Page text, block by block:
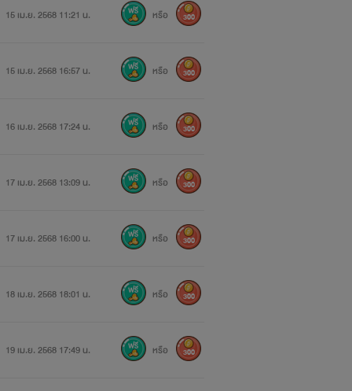
15 เม.ย. 2568 11:21 น. หรือ 300
15 เม.ย. 2568 16:57 น. หรือ 300
16 เม.ย. 2568 17:24 น. หรือ 300
17 เม.ย. 2568 13:09 น. หรือ 300
17 เม.ย. 2568 16:00 น. หรือ 300
18 เม.ย. 2568 18:01 น. หรือ 300
19 เม.ย. 2568 17:49 น. หรือ 300